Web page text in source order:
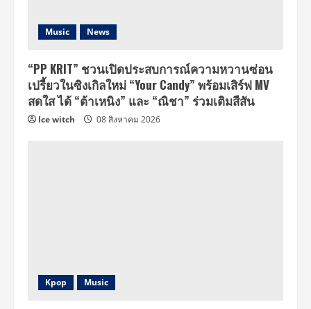
Music News
“PP KRIT” ชวนเปิดประสบการณ์ความหวานซ่อน
เปรี้ยวในซิงเกิลใหม่ “Your Candy” พร้อมเสิร์ฟ MV
สดใส ได้ “ต้าเหนิง” และ “ณิชา” ร่วมเติมสีสัน
Ice witch 08 สิงหาคม 2026
Kpop Music